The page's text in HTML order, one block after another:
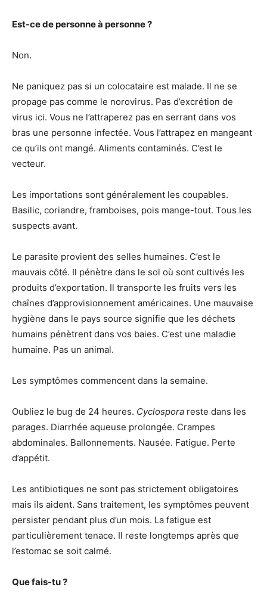
Est-ce de personne à personne ?
Non.
Ne paniquez pas si un colocataire est malade. Il ne se
propage pas comme le norovirus. Pas d’excrétion de
virus ici. Vous ne l’attraperez pas en serrant dans vos
bras une personne infectée. Vous l’attrapez en mangeant
ce qu’ils ont mangé. Aliments contaminés. C’est le
vecteur.
Les importations sont généralement les coupables.
Basilic, coriandre, framboises, pois mange-tout. Tous les
suspects avant.
Le parasite provient des selles humaines. C’est le
mauvais côté. Il pénètre dans le sol où sont cultivés les
produits d’exportation. Il transporte les fruits vers les
chaînes d’approvisionnement américaines. Une mauvaise
hygiène dans le pays source signifie que les déchets
humains pénètrent dans vos baies. C’est une maladie
humaine. Pas un animal.
Les symptômes commencent dans la semaine.
Oubliez le bug de 24 heures. Cyclospora reste dans les
parages. Diarrhée aqueuse prolongée. Crampes
abdominales. Ballonnements. Nausée. Fatigue. Perte
d’appétit.
Les antibiotiques ne sont pas strictement obligatoires
mais ils aident. Sans traitement, les symptômes peuvent
persister pendant plus d’un mois. La fatigue est
particulièrement tenace. Il reste longtemps après que
l’estomac se soit calmé.
Que fais-tu ?